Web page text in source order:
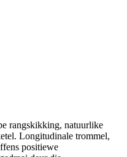
rangskikking, natuurlike
Longitudinale trommel,
positiewe